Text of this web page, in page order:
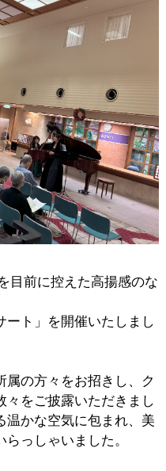
目前に控えた高揚感のな
ート」を開催いたしまし
の方々をお招きし、ク
々をご披露いただきまし
温かな空気に包まれ、美
っしゃいました。